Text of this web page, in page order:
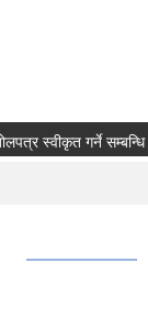
स्वीकृत गर्ने सम्बन्धि